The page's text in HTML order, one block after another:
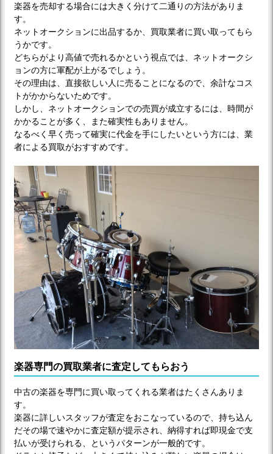
楽器を売却する場合には大きく分けて二通りの方法がありま
す。
ネットオークションに出品するか、買取業者に買い取ってもら
うかです。
どちらがより高値で売れるかという視点では、ネットオークシ
ョンの方に軍配が上がるでしょう。
その理由は、直接欲しい人に売ることになるので、余計なコス
トがかからないためです。
しかし、ネットオークションでの売買が成立するには、時間が
かかることが多く、また確実性もありません。
なるべく早く売って確実に代金を手にしたいという方には、業
者による買取がおすすめです。
楽器専門の買取業者に査定してもらおう
中古の楽器を専門に買い取ってくれる業者はたくさんありま
す。
楽器に詳しいスタッフが査定をおこなっているので、持ち込ん
だその場で速やかに査定額が提示され、納得すれば即現金で支
払いが受けられる、というパターンが一般的です。